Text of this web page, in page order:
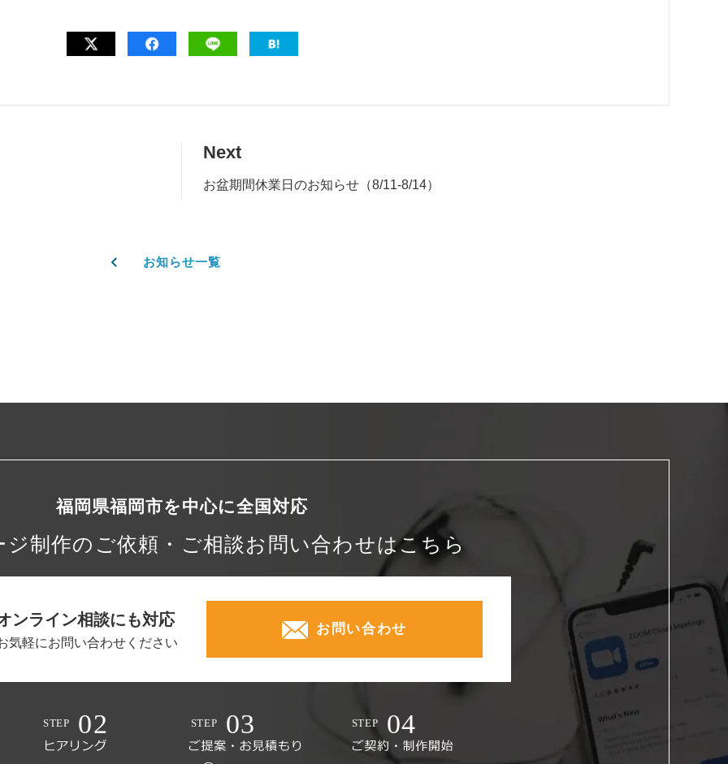
Next
お盆期間休業日のお知らせ（8/11-8/14）
お知らせ一覧
福岡県福岡市を中心に全国対応
ジ制作の ご依頼・ご相談お問い合わせはこちら
ンライン相談にも対応
気軽にお問い合わせください
お問い合わせ